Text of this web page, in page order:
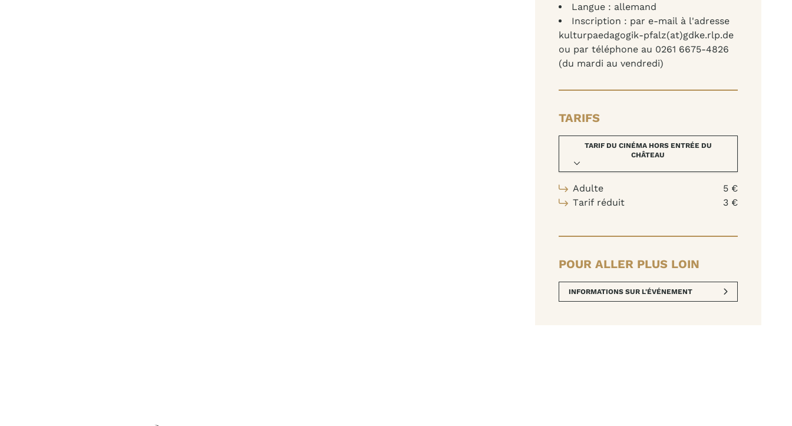
Langue : allemand
Inscription : par e-mail à l'adresse
kulturpaedagogik-pfalz(at)gdke.rlp.de
ou par téléphone au 0261 6675-4826
(du mardi au vendredi)
TARIFS
TARIF DU CINÉMA HORS ENTRÉE DU
CHÂTEAU
Adulte
5 €
Tarif réduit
3 €
POUR ALLER PLUS LOIN
INFORMATIONS SUR L'ÉVÉNEMENT